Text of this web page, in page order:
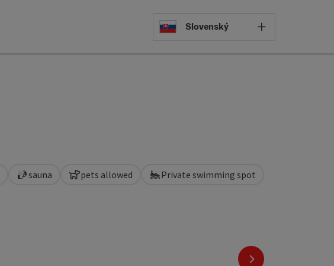
Select
Slovenský
next slide
sauna pets allowed Private swimming spot